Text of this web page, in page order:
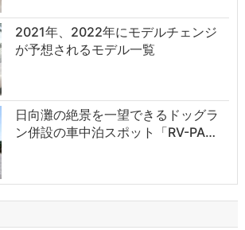
2021年、2022年にモデルチェンジ
が予想されるモデル一覧
日向灘の絶景を一望できるドッグラ
ン併設の車中泊スポット「RV-PA…